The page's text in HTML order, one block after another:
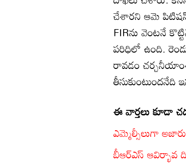
చేశారని ఆమె
FIRను వెంటనే
పరిధిలో ఉంది.
రావడం
తీసుకుంటుందనేది
ఈ వార్తలు కూడా
ఎమ్మెల్సీలుగా
బీఆర్ఎస్ ఆవిర్భావ